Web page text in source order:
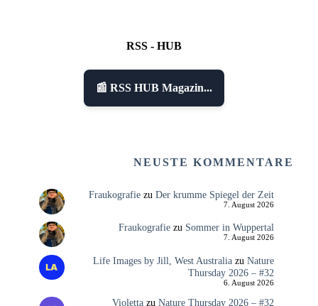
RSS - HUB
📰 RSS HUB Magazin...
NEUSTE KOMMENTARE
Fraukografiezu Der krumme Spiegel der Zeit
7. August 2026
Fraukografiezu Sommer in Wuppertal
7. August 2026
Life Images by Jill, West Australiazu Nature
Thursday 2026 – #32
6. August 2026
Violettazu Nature Thursday 2026 – #32